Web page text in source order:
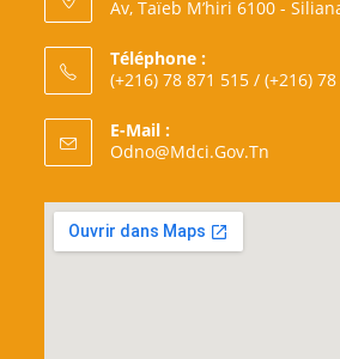
Av, Taïeb M’hiri 6100 -
Téléphone :
(+216) 78 871 515 / (+216)
E-Mail :
Odno@mdci.gov.tn